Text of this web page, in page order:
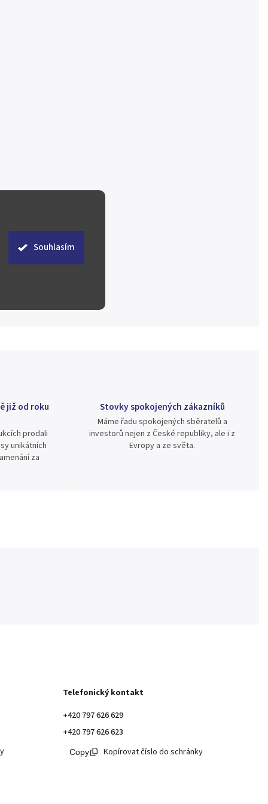
Souhlasím
již od roku
prodali
unikátních
za
Stovky spokojených zákazníků
Máme řadu spokojených sběratelů a
investorů nejen z České republiky, ale i z
Evropy a ze světa.
Telefonický kontakt
+420 797 626 629
+420 797 626 623
Kopírovat číslo do schránky